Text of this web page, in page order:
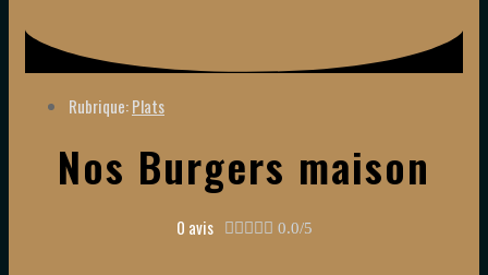
Rubrique:Plats
Nos Burgers maison
0 avis      0.0/5